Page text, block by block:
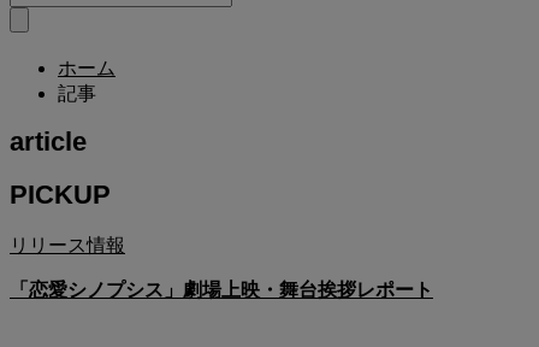
ホーム
記事
article
PICKUP
リリース情報
「恋愛シノプシス」劇場上映・舞台挨拶レポート